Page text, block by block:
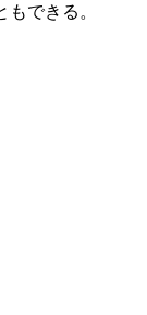
できる。